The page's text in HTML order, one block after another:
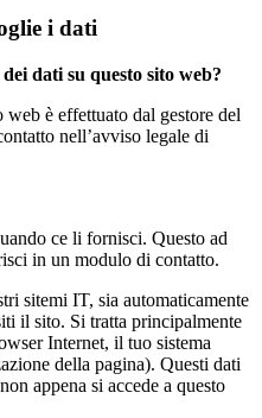
i dati
dati su questo sito web?
è effettuato dal gestore del
nell’avviso legale di
ce li fornisci. Questo ad
in un modulo di contatto.
sitemi IT, sia automaticamente
il sito. Si tratta principalmente
Internet, il tuo sistema
della pagina). Questi dati
appena si accede a questo